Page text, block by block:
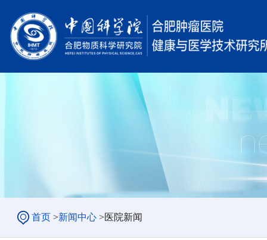
首页 >新闻中心 >医院新闻